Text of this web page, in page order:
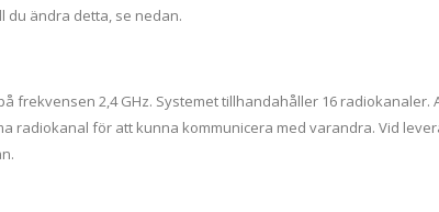
du ändra detta, se nedan.
frekvensen 2,4 GHz. Systemet tillhandahåller 16 radiokanaler.
radiokanal för att kunna kommunicera med varandra. Vid